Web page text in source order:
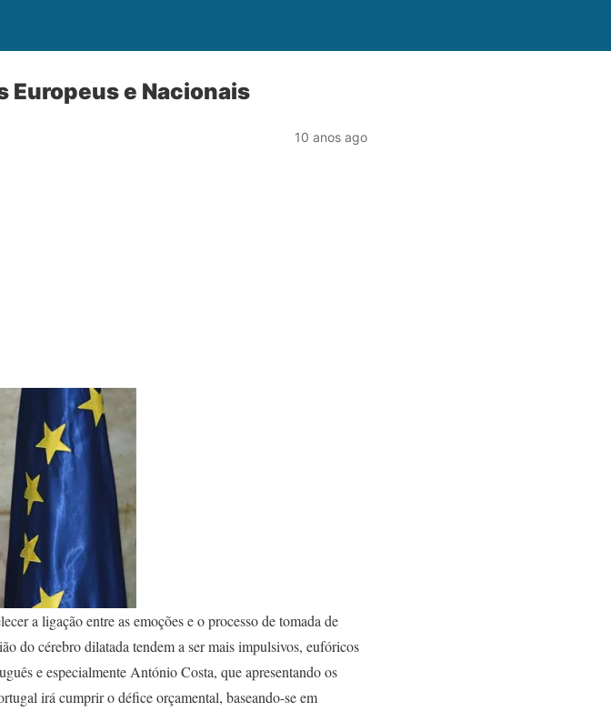
Europeus e Nacionais
10 anos ago
a ligação entre as emoções e o processo de tomada de
do cérebro dilatada tendem a ser mais impulsivos, eufóricos
e especialmente António Costa, que apresentando os
irá cumprir o défice orçamental, baseando-se em